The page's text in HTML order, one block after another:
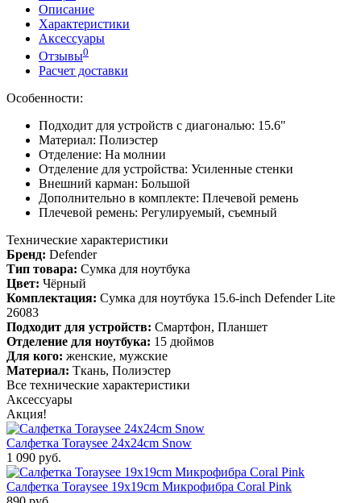
Описание
Характеристики
Аксессуары
Отзывы0
Расчет доставки
Особенности:
Подходит для устройств с диагональю: 15.6"
Материал: Полиэстер
Отделение: На молнии
Отделение для устройства: Усиленные стенки
Внешний карман: Большой
Дополнительно в комплекте: Плечевой ремень
Плечевой ремень: Регулируемый, съемный
Технические характеристики
Бренд: Defender
Тип товара: Сумка для ноутбука
Цвет: Чёрный
Комплектация: Сумка для ноутбука 15.6-inch Defender Lite
26083
Подходит для устройств: Смартфон, Планшет
Отделение для ноутбука: 15 дюймов
Для кого: женские, мужские
Материал: Ткань, Полиэстер
Все технические характеристики
Аксессуары
Акция!
Салфетка Toraysee 24x24cm Snow
1 090 руб.
Салфетка Toraysee 19x19cm Микрофибра Coral Pink